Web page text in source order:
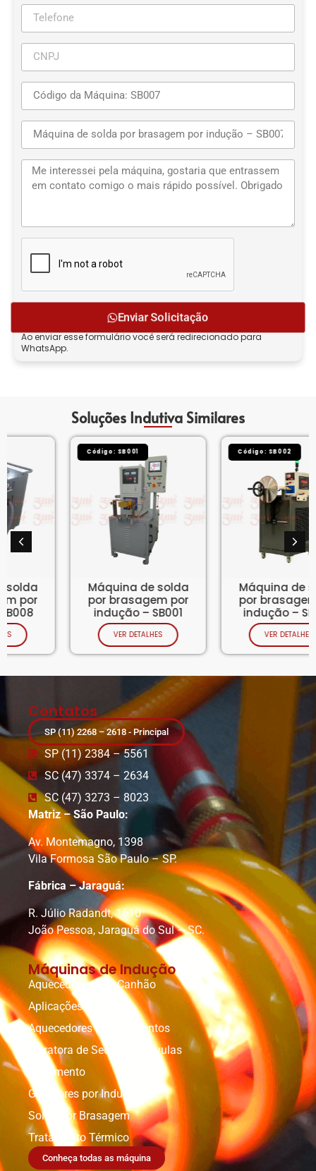
Enviar Solicitação
Ao enviar esse formulário você será redirecionado para
WhatsApp.
Soluções Indutiva Similares
Máquina de solda
por brasagem por
indução – SB001
VER DETALHES
Máquina de solda
por brasagem por
indução – SB002
VER DETALHES
Contatos
SP (11) 2268 – 2618 - Principal
SP (11) 2384 – 5561
SC (47) 3374 – 2634
SC (47) 3273 – 8023
Matriz – São Paulo:
Av. Montemagno, 1398
Vila Formosa São Paulo – SP.
Fábrica – Jaraguá:
R. Júlio Radandt, 1610
João Pessoa, Jaraguá do Sul – SC.
Máquinas de Indução
Aquecedores tipo Canhão
Aplicações Especiais
Aquecedores de Rolamentos
Extratora de Sedes de Válvulas
Forjamento
Geradores por Indução
Solda por Brasagem
Tratamento Térmico
Conheça todas as máquina